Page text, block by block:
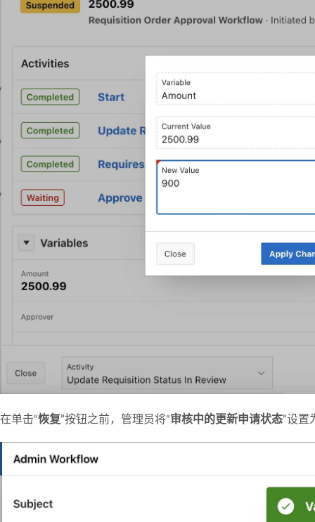
在单击“恢复”按钮之前，管理员将“审核中的更新申请状态”设置